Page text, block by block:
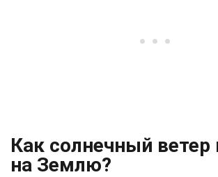
Как солнечный ветер
на Землю?